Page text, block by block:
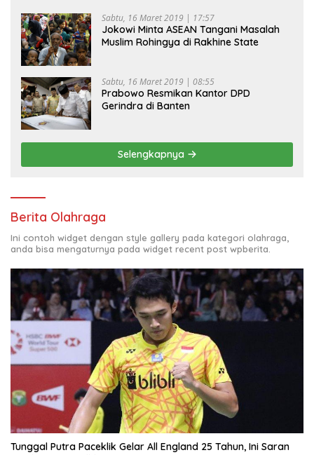
Sabtu, 16 Maret 2019 | 17:57
Jokowi Minta ASEAN Tangani Masalah
Muslim Rohingya di Rakhine State
Sabtu, 16 Maret 2019 | 08:55
Prabowo Resmikan Kantor DPD
Gerindra di Banten
Selengkapnya
Berita Olahraga
Ini contoh widget dengan style gallery pada kategori olahraga,
anda bisa mengaturnya pada widget recent post wpberita.
Tunggal Putra Paceklik Gelar All England 25 Tahun, Ini Saran